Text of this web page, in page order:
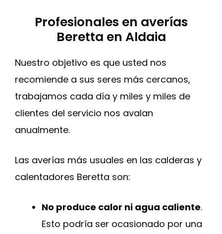
Profesionales en averías
Beretta en Aldaia
Nuestro objetivo es que usted nos
recomiende a sus seres más cercanos,
trabajamos cada día y miles y miles de
clientes del servicio nos avalan
anualmente.
Las averías más usuales en las calderas y
calentadores Beretta son:
No produce calor ni agua caliente.
Esto podría ser ocasionado por una